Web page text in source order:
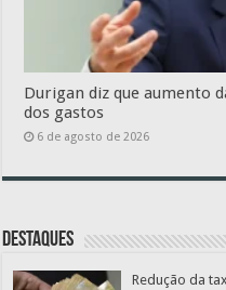
Durigan diz que aumento
dos gastos
6 de agosto de 2026
Destaques
Redução da